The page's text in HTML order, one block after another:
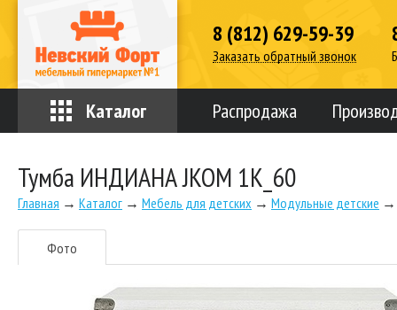
8 (812) 629-59-39
Заказать обратный звонок
Каталог Распродажа
Тумба ИНДИАНА JKOM 1K_60
Главная → Каталог → Мебель для детских → Модульные детские →
Фото